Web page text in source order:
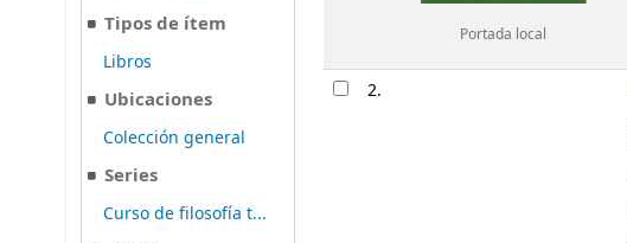
Tipos de ítem
Libros
Ubicaciones
Colección general
Series
Curso de filosofía t...
Portada local
2.